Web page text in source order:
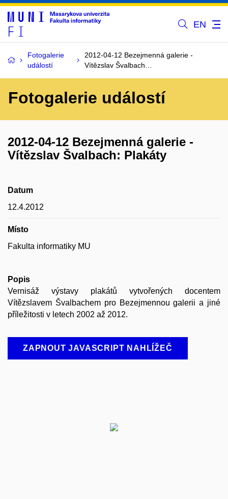
EN
Fotogalerie
událostí
2012-04-12 Bezejmenná galerie -
Vítězslav Švalbach…
Fotogalerie událostí
2012-04-12 Bezejmenná galerie -
Vítězslav Švalbach: Plakáty
Datum
12.4.2012
Místo
Fakulta informatiky MU
Popis
Vernisáž výstavy plakátů vytvořených docentem
Vítězslavem Švalbachem pro Bezejmennou galerii a jiné
příležitosti v letech 2002 až 2012.
ZAPNOUT JAVASCRIPT NAHLÍŽEČ